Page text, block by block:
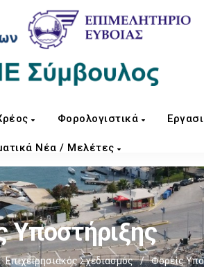
Φορολογιστικά
Νέα / Μελέτες
Υποστήριξης
Επιχειρησιακός Σχεδιασμός / Φορείς